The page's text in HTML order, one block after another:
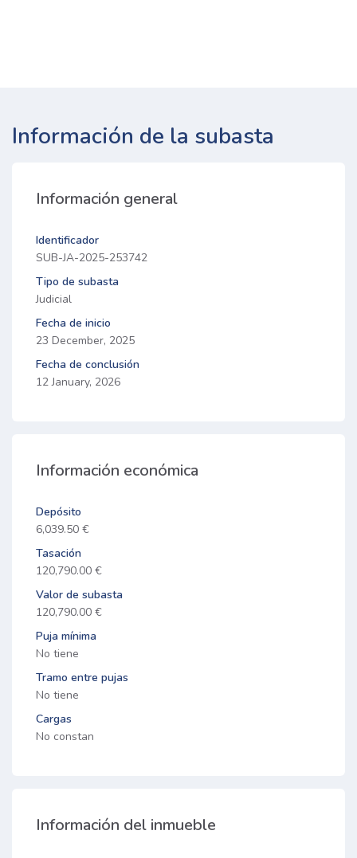
Información de la subasta
Información general
Identificador
SUB-JA-2025-253742
Tipo de subasta
Judicial
Fecha de inicio
23 December, 2025
Fecha de conclusión
12 January, 2026
Información económica
Depósito
6,039.50 €
Tasación
120,790.00 €
Valor de subasta
120,790.00 €
Puja mínima
No tiene
Tramo entre pujas
No tiene
Cargas
No constan
Información del inmueble